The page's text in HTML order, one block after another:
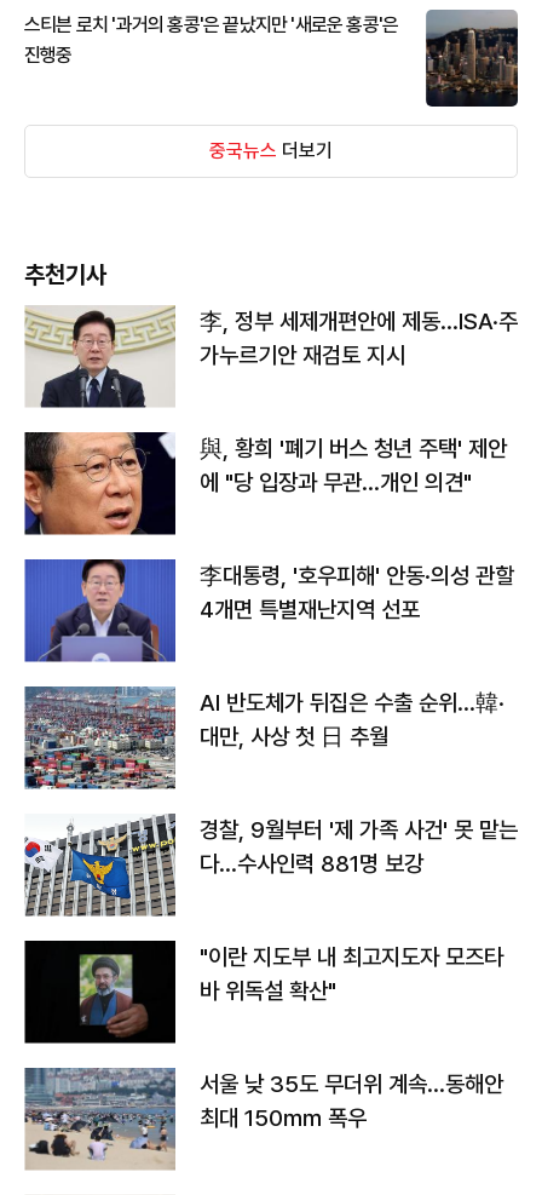
스티븐 로치 '과거의 홍콩'은 끝났지만 '새로운 홍콩'은
진행중
중국뉴스 더보기
추천기사
李, 정부 세제개편안에 제동…ISA·주
가누르기안 재검토 지시
與, 황희 '폐기 버스 청년 주택' 제안
에 "당 입장과 무관…개인 의견"
李대통령, '호우피해' 안동·의성 관할
4개면 특별재난지역 선포
AI 반도체가 뒤집은 수출 순위…韓·
대만, 사상 첫 日 추월
경찰, 9월부터 '제 가족 사건' 못 맡는
다…수사인력 881명 보강
"이란 지도부 내 최고지도자 모즈타
바 위독설 확산"
서울 낮 35도 무더위 계속…동해안
최대 150㎜ 폭우